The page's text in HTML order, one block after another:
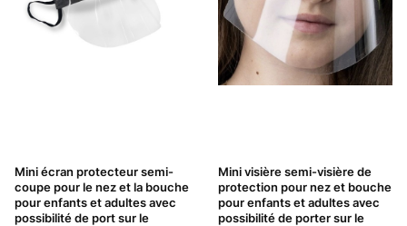
Mini écran protecteur semi-
coupe pour le nez et la bouche
pour enfants et adultes avec
possibilité de port sur le
Mini visière semi-visière de
protection pour nez et bouche
pour enfants et adultes avec
possibilité de porter sur le